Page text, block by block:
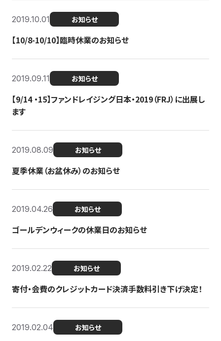
2019.10.01 お知らせ
【10/8-10/10】臨時休業のお知らせ
2019.09.11 お知らせ
【9/14 ・15】ファンドレイジング日本・2019（FRJ）に出展し
ます
2019.08.09 お知らせ
夏季休業（お盆休み）のお知らせ
2019.04.26 お知らせ
ゴールデンウィークの休業日のお知らせ
2019.02.22 お知らせ
寄付・会費のクレジットカード決済手数料引き下げ決定！
2019.02.04 お知らせ